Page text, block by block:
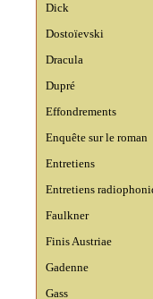
Dick
Dostoïevski
Dracula
Dupré
Effondrements
Enquête sur le roman
Entretiens
Entretiens
Faulkner
Finis Austriae
Gadenne
Gass